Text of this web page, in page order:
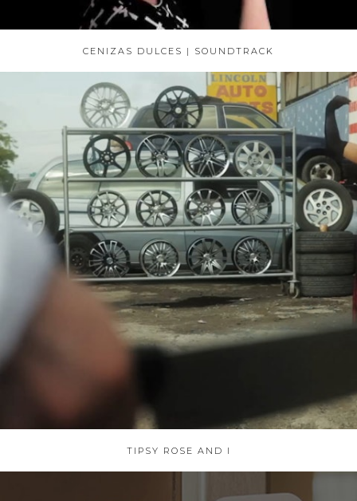
CENIZAS DULCES | SOUNDTRACK
TIPSY ROSE AND I